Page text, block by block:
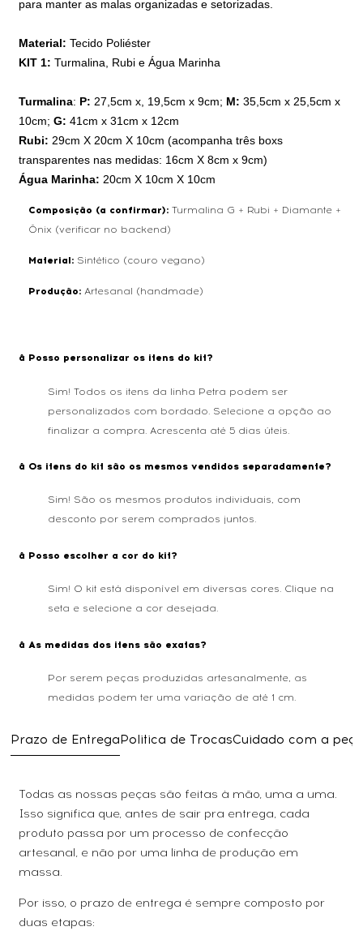
para manter as malas organizadas e setorizadas.
Material: Tecido Poliéster
KIT 1: Turmalina, Rubi e Água Marinha
Turmalina: P: 27,5cm x, 19,5cm x 9cm; M: 35,5cm x 25,5cm x
10cm;G:41cm x 31cm x 12cm
Rubi: 29cm X 20cm X 10cm (acompanha três boxs
transparentes nas medidas: 16cm X 8cm x 9cm)
Água Marinha: 20cm X 10cm X 10cm
Composição (a confirmar): Turmalina G + Rubi + Diamante +
Ônix (verificar no backend)
Material: Sintético (couro vegano)
Produção: Artesanal (handmade)
â Posso personalizar os itens do kit?
Sim! Todos os itens da linha Petra podem ser
personalizados com bordado. Selecione a opção ao
finalizar a compra. Acrescenta até 5 dias úteis.
â Os itens do kit são os mesmos vendidos separadamente?
Sim! São os mesmos produtos individuais, com
desconto por serem comprados juntos.
â Posso escolher a cor do kit?
Sim! O kit está disponível em diversas cores. Clique na
seta e selecione a cor desejada.
â As medidas dos itens são exatas?
Por serem peças produzidas artesanalmente, as
medidas podem ter uma variação de até 1 cm.
Prazo de EntregaPolitica de TrocasCuidado com a
Todas as nossas peças são feitas à mão, uma a uma.
Isso significa que, antes de sair pra entrega, cada
produto passa por um processo de confecção
artesanal, e não por uma linha de produção em
massa.
Por isso, o prazo de entrega é sempre composto por
duas etapas: